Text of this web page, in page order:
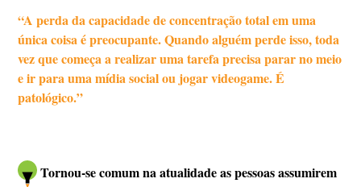
“A perda da capacidade de concentração total em uma
única coisa é preocupante. Quando alguém perde isso, toda
vez que começa a realizar uma tarefa precisa parar no meio
e ir para uma mídia social ou jogar videogame. É
patológico.”
Tornou-se comum na atualidade as pessoas assumirem